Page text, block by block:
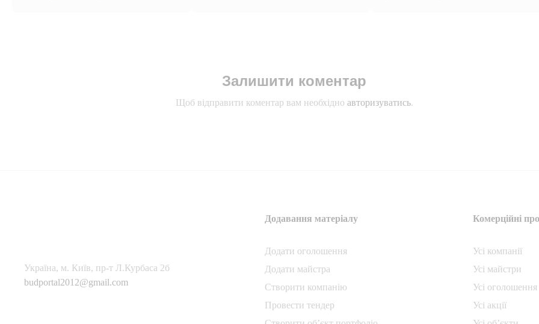
Залишити коментар
Щоб відправити коментар вам необхідно авторизуватись.
Українa, м. Київ, пр-т Л.Курбаса 2б
budportal2012@gmail.com
Додавання матеріалу
Додати oголошення
Додати майстра
Створити компанiю
Провести тендер
Комерційні
Усі компанії
Усі майстри
Усі оголошення
Усі акції